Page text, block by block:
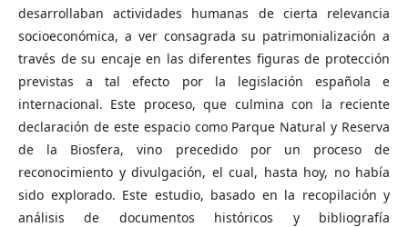
desarrollaban actividades humanas de cierta relevancia
socioeconómica, a ver consagrada su patrimonialización a
través de su encaje en las diferentes figuras de protección
previstas a tal efecto por la legislación española e
internacional. Este proceso, que culmina con la reciente
declaración de este espacio como Parque Natural y Reserva
de la Biosfera, vino precedido por un proceso de
reconocimiento y divulgación, el cual, hasta hoy, no había
sido explorado. Este estudio, basado en la recopilación y
análisis de documentos históricos y bibliografía